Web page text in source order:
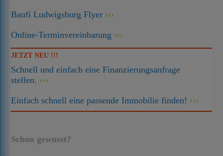
Baufi Ludwigsburg Flyer
Online-Terminvereinbarung
JETZT NEU !!!
Schnell und einfach eine Finanzierungsanfrage
stellen.
Einfach schnell eine passende Immobilie finden!
Schon gewusst?